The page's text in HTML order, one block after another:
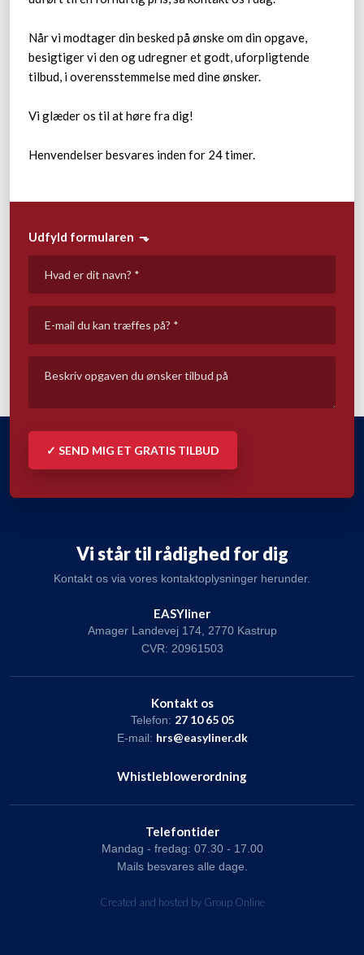
Når vi modtager din besked på ønske om din opgave,
besigtiger vi den og udregner et godt, uforpligtende
tilbud, i overensstemmelse med dine ønsker.
Vi glæder os til at høre fra dig!
Henvendelser besvares inden for 24 timer.
Udfyld formularen ​ ⬎
Vi står til rådighed for dig
Kontakt os via vores kontaktoplysninger herunder.
EASYliner
Amager Landevej 174, 2770 Kastrup
CVR: 20961503
Kontakt os
Telefon: 27 10 65 05
E-mail: hrs@easyliner.dk
Whistleblowerordning​
Telefontider
Mandag - fredag: 07.30 - 17.00
Mails besvares alle dage.
Created and hosted by Group Online